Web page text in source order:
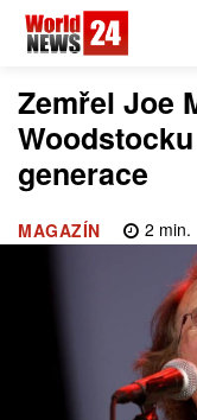
Zemřel Joe
generace
MAGAZÍN 2 min.